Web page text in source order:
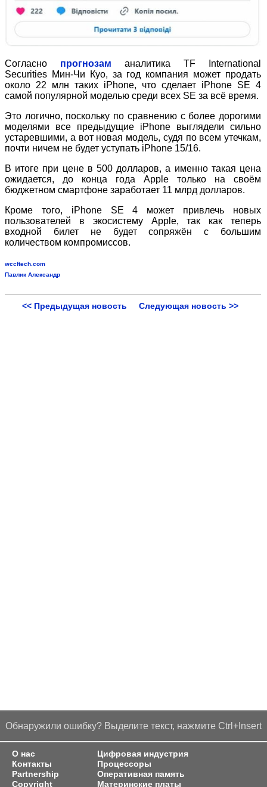
Согласно прогнозам аналитика TF International
Securities Мин-Чи Куо, за год компания может продать
около 22 млн таких iPhone, что сделает iPhone SE 4
самой популярной моделью среди всех SE за всё время.
Это логично, поскольку по сравнению с более дорогими
моделями все предыдущие iPhone выглядели сильно
устаревшими, а вот новая модель, судя по всем утечкам,
почти ничем не будет уступать iPhone 15/16.
В итоге при цене в 500 долларов, а именно такая цена
ожидается, до конца года Apple только на своём
бюджетном смартфоне заработает 11 млрд долларов.
Кроме того, iPhone SE 4 может привлечь новых
пользователей в экосистему Apple, так как теперь
входной билет не будет сопряжён с большим
количеством компромиссов.
wccftech.com
Павлик Александр
<< Предыдущая новость Следующая новость >>
Обнаружили ошибку? Выделите текст, нажмите Ctrl+Insert
О нас
Контакты
Partnership
Copyright
Цифровая индустрия
Процессоры
Оперативная память
Материнские платы